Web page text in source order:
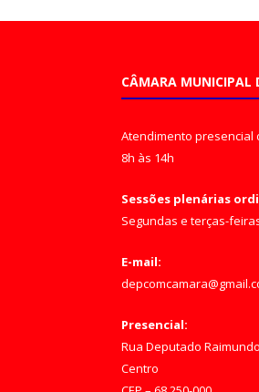
CÂMARA MUNICIPAL
Atendimento presencial
8h às 14h
Sessões plenárias
Segundas e terças-
E-mail:
Presencial:
Rua Deputado
Centro